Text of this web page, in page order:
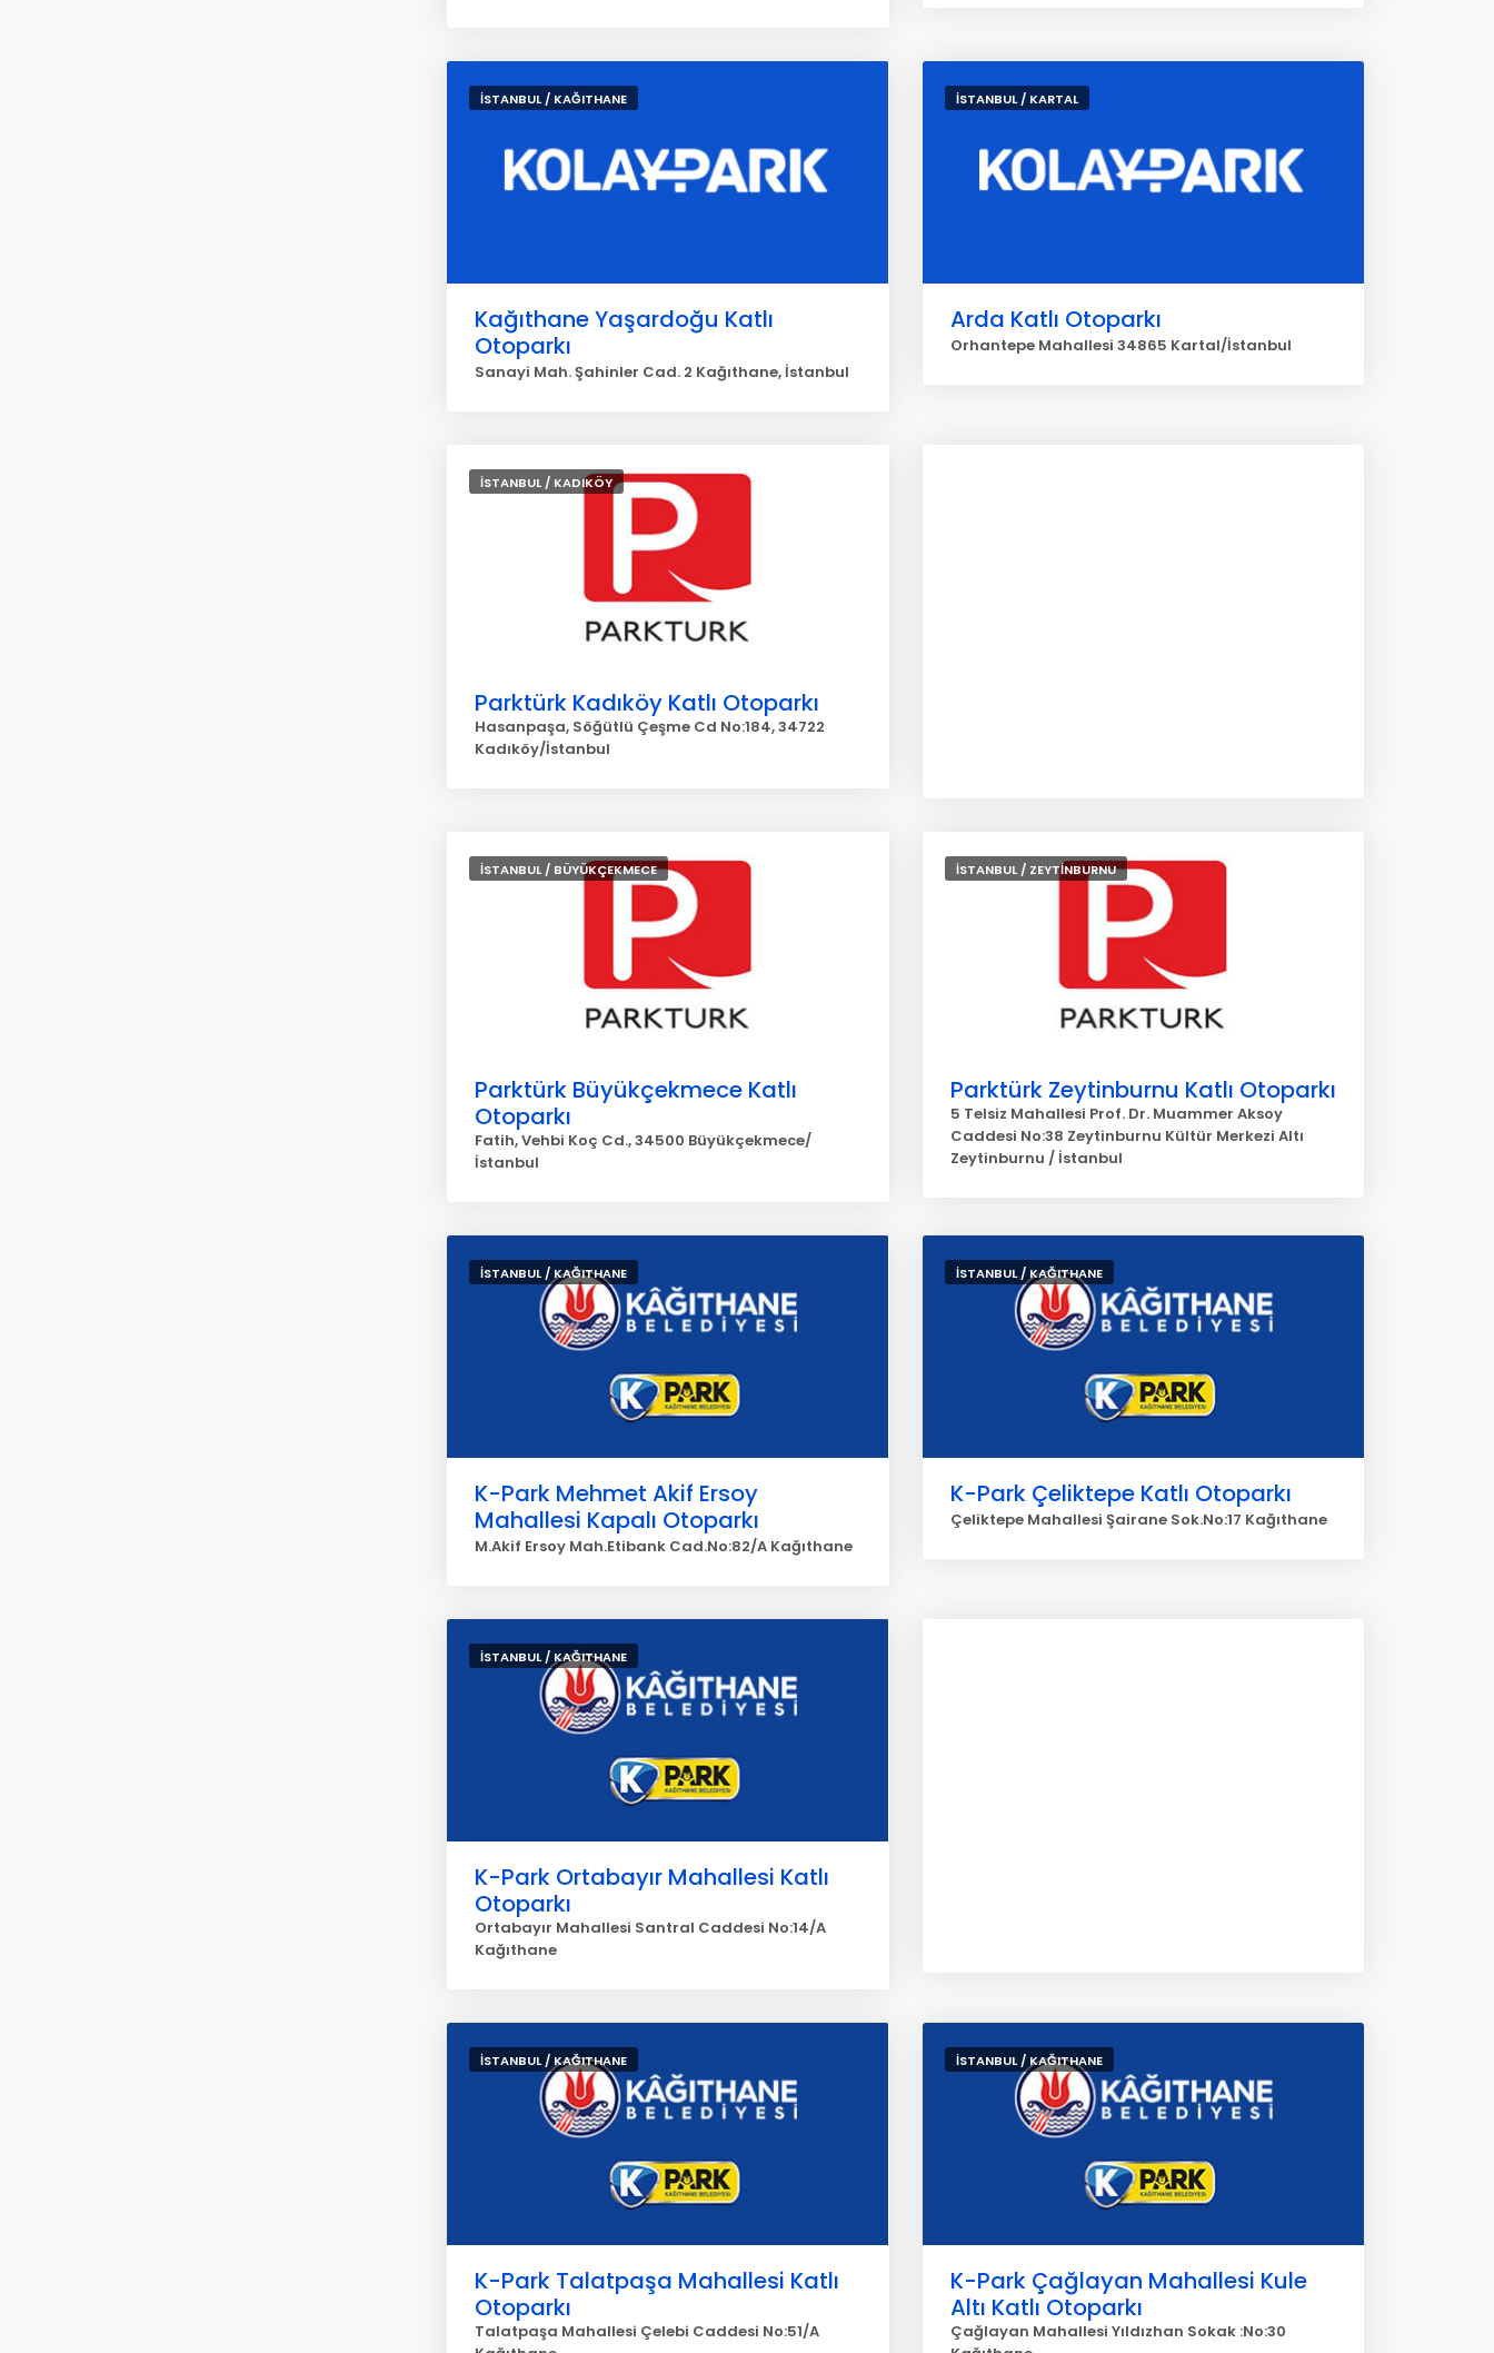
İSTANBUL / KAĞITHANE
Kağıthane Yaşardoğu Katlı
Otoparkı
Sanayi Mah. Şahinler Cad. 2 Kağıthane, İstanbul
İSTANBUL / KARTAL
Arda Katlı Otoparkı
Orhantepe Mahallesi 34865 Kartal/İstanbul
İSTANBUL / KADIKÖY
Parktürk Kadıköy Katlı Otoparkı
Hasanpaşa, Söğütlü Çeşme Cd No:184, 34722
Kadıköy/İstanbul
İSTANBUL / BÜYÜKÇEKMECE
Parktürk Büyükçekmece Katlı
Otoparkı
Fatih, Vehbi Koç Cd., 34500 Büyükçekmece/
İstanbul
İSTANBUL / ZEYTİNBURNU
Parktürk Zeytinburnu Katlı Otoparkı
5 Telsiz Mahallesi Prof. Dr. Muammer Aksoy
Caddesi No:38 Zeytinburnu Kültür Merkezi Altı
Zeytinburnu / İstanbul
İSTANBUL / KAĞITHANE
K-Park Mehmet Akif Ersoy
Mahallesi Kapalı Otoparkı
M.Akif Ersoy Mah.Etibank Cad.No:82/A Kağıthane
İSTANBUL / KAĞITHANE
K-Park Çeliktepe Katlı Otoparkı
Çeliktepe Mahallesi Şairane Sok.No:17 Kağıthane
İSTANBUL / KAĞITHANE
K-Park Ortabayır Mahallesi Katlı
Otoparkı
Ortabayır Mahallesi Santral Caddesi No:14/A
Kağıthane
İSTANBUL / KAĞITHANE
K-Park Talatpaşa Mahallesi Katlı
Otoparkı
Talatpaşa Mahallesi Çelebi Caddesi No:51/A
İSTANBUL / KAĞITHANE
K-Park Çağlayan Mahallesi Kule
Altı Katlı Otoparkı
Çağlayan Mahallesi Yıldızhan Sokak :No:30